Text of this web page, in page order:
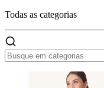
Todas as categorias